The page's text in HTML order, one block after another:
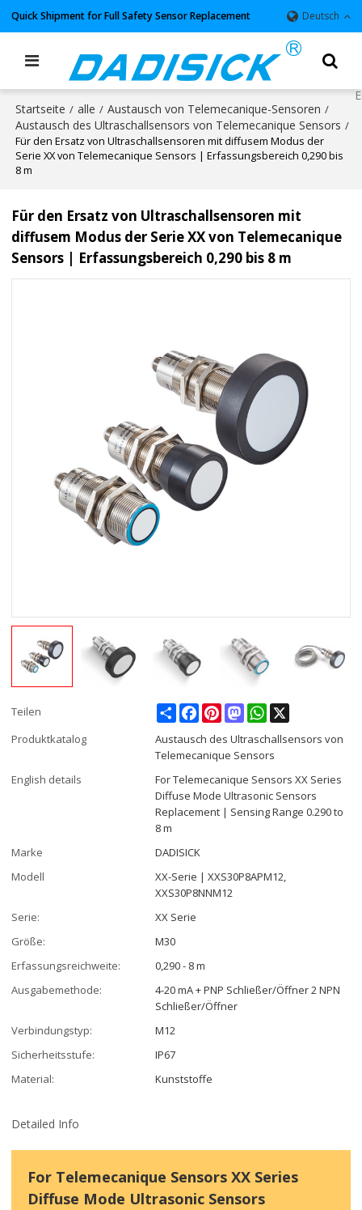
Quick Shipment for Full Safety Sensor Replacement Deutsch
Startseite / alle / Austausch von Telemecanique-Sensoren /
Austausch des Ultraschallsensors von Telemecanique Sensors /
Für den Ersatz von Ultraschallsensoren mit diffusem Modus der
Serie XX von Telemecanique Sensors | Erfassungsbereich 0,290 bis
8 m
Für den Ersatz von Ultraschallsensoren mit
diffusem Modus der Serie XX von Telemecanique
Sensors | Erfassungsbereich 0,290 bis 8 m
Teilen ShareFacebookPinterestMastodonWhatsApp
Produktkatalog
Austausch des Ultraschallsensors von
Telemecanique Sensors
English details
For Telemecanique Sensors XX Series
Diffuse Mode Ultrasonic Sensors
Replacement | Sensing Range 0.290 to
8 m
Marke
DADISICK
Modell
XX-Serie | XXS30P8APM12,
XXS30P8NNM12
Serie:
XX Serie
Größe:
M30
Erfassungsreichweite:
0,290 - 8 m
Ausgabemethode:
4-20 mA + PNP Schließer/Öffner 2 NPN
Schließer/Öffner
Verbindungstyp:
M12
Sicherheitsstufe:
IP67
Material:
Kunststoffe
Detailed Info
For Telemecanique Sensors XX Series
Diffuse Mode Ultrasonic Sensors